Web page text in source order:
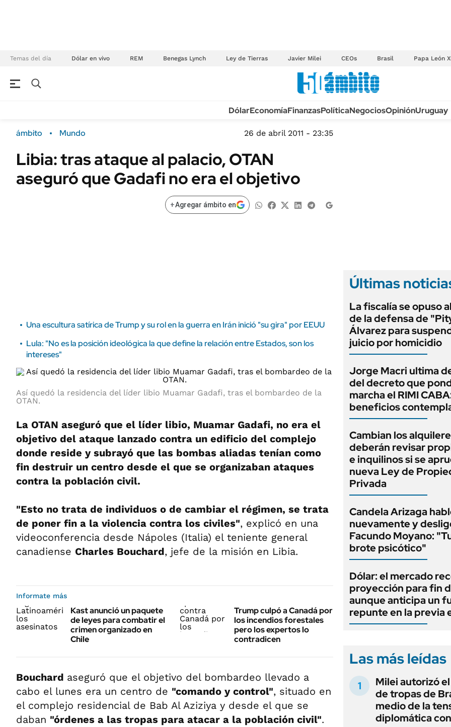
Temas del día Dólar en vivo REM Benegas Lynch Ley de Tierras Javier Milei CEOs Brasil Papa León
Campo
FINANZAS
Sustentabilidad
Seguros
POLÍTICA
TECNOLOGÍA
MÉXICO
MUNDO
INFORMACIÓN GENERAL
DólarEconomíaFinanzasPolíticaNegociosOpiniónUruguay
ámbito Mundo 26 de abril 2011 - 23:35
Libia: tras ataque al palacio, OTAN
aseguró que Gadafi no era el objetivo
+Agregar ámbito en
Una escultura satírica de Trump y su rol en la guerra en Irán inició "su gira" por EEUU
Lula: "No es la posición ideológica la que define la relación entre Estados, son los
intereses"
Así quedó la residencia del líder libio Muamar Gadafi, tras el bombardeo de la
OTAN.
La OTAN aseguró que el líder libio, Muamar Gadafi, no era el
objetivo del ataque lanzado contra un edificio del complejo
donde reside y subrayó que las bombas aliadas tenían como
fin destruir un centro desde el que se organizaban ataques
contra la población civil.
"Esto no trata de individuos o de cambiar el régimen, se trata
de poner fin a la violencia contra los civiles", explicó en una
videoconferencia desde Nápoles (Italia) el teniente general
canadiense Charles Bouchard, jefe de la misión en Libia.
Informate más
Kast anunció un paquete
de leyes para combatir el
crimen organizado en
Chile
Trump culpó a Canadá por
los incendios forestales
pero los expertos lo
contradicen
Bouchard aseguró que el objetivo del bombardeo llevado a
cabo el lunes era un centro de "comando y control", situado en
el complejo residencial de Bab Al Aziziya y desde el que se
daban "órdenes a las tropas para atacar a la población civil".
Últimas
La fiscalía se opuso
de la defensa de
Álvarez para
juicio por homicidio
Jorge Macri ultima
del decreto que
marcha el RIMI
beneficios
Cambian los
deberán revisar
e inquilinos si se
nueva Ley de
Privada
Candela Arizaga
nuevamente y
Facundo Moyano:
brote psicótico"
Dólar: el mercado
proyección para fin
aunque anticipa un
repunte en la previa
Las más leídas
Milei autorizó
de tropas de
medio de la
diplomática